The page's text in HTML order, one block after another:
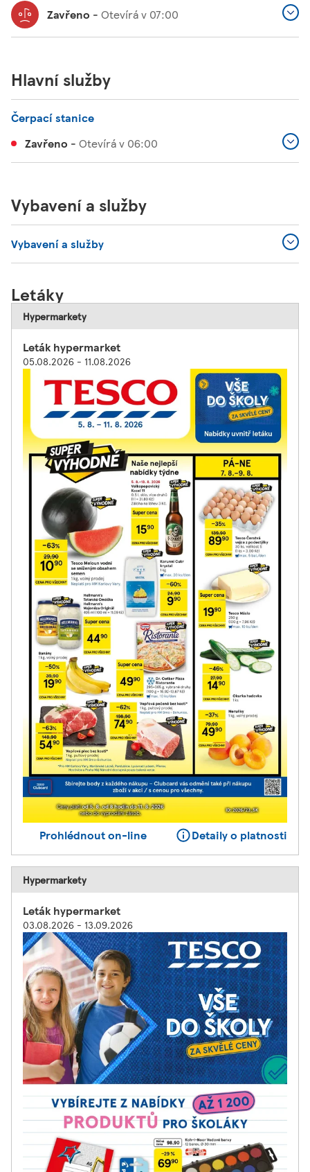
Zavřeno - Otevírá v 07:00
Hlavní služby
Čerpací stanice
Zavřeno - Otevírá v 06:00
Vybavení a služby
Vybavení a služby
Letáky
Hypermarkety
Leták hypermarket
05.08.2026 - 11.08.2026
Prohlédnout on-line Detaily o platnosti
Hypermarkety
Leták hypermarket
03.08.2026 - 13.09.2026